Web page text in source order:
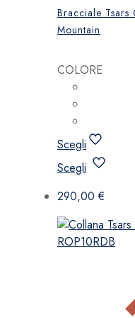
Bracciale Tsars
Mountain
COLORE
Scegli
Scegli Questo
ha
varianti.
Le
290,00€